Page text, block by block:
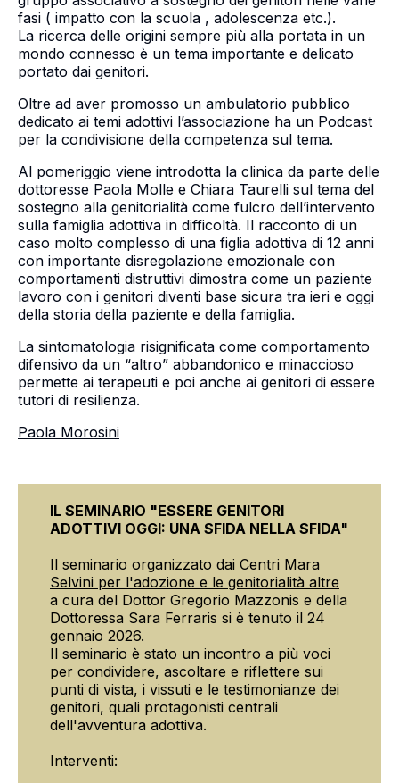
fasi ( impatto con la scuola , adolescenza etc.).
La ricerca delle origini sempre più alla portata in un
mondo connesso è un tema importante e delicato
portato dai genitori.
Oltre ad aver promosso un ambulatorio pubblico
dedicato ai temi adottivi l’associazione ha un Podcast
per la condivisione della competenza sul tema.
Al pomeriggio viene introdotta la clinica da parte delle
dottoresse Paola Molle e Chiara Taurelli sul tema del
sostegno alla genitorialità come fulcro dell’intervento
sulla famiglia adottiva in difficoltà. Il racconto di un
caso molto complesso di una figlia adottiva di 12 anni
con importante disregolazione emozionale con
comportamenti distruttivi dimostra come un paziente
lavoro con i genitori diventi base sicura tra ieri e oggi
della storia della paziente e della famiglia.
La sintomatologia risignificata come comportamento
difensivo da un “altro” abbandonico e minaccioso
permette ai terapeuti e poi anche ai genitori di essere
tutori di resilienza.
Paola Morosini
IL SEMINARIO "ESSERE GENITORI
ADOTTIVI OGGI: UNA SFIDA NELLA SFIDA"
Il seminario organizzato dai Centri Mara
Selvini per l'adozione e le genitorialità altre
a cura del Dottor Gregorio Mazzonis e della
Dottoressa Sara Ferraris si è tenuto il 24
gennaio 2026.
Il seminario è stato un incontro a più voci
per condividere, ascoltare e riflettere sui
punti di vista, i vissuti e le testimonianze dei
genitori, quali protagonisti centrali
dell'avventura adottiva.
Interventi: